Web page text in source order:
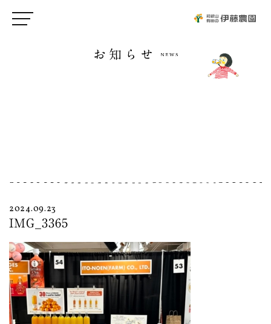
お知らせ
2024.09.23
IMG_3365